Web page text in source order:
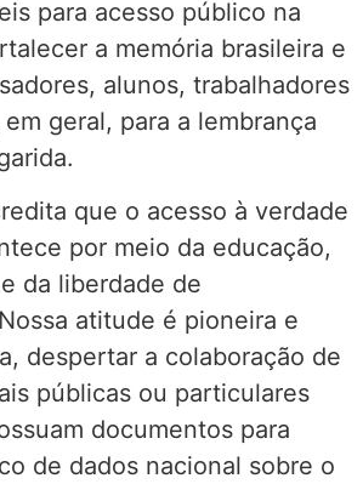
para acesso público na
a memória brasileira e
alunos, trabalhadores
geral, para a lembrança
que o acesso à verdade
por meio da educação,
da liberdade de
atitude é pioneira e
despertar a colaboração de
públicas ou particulares
documentos para
de dados nacional sobre o